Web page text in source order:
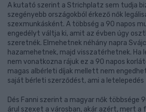
A kutató szerint a Strichplatz sem tudja
szegényebb országokból érkező nők
szexmunkásként. A többség a 90 napos
engedélyt váltja ki, amit az évben úgy
szeretnék. Elmehetnek néhány napra
hazamehetnek, majd visszatérhetnek. Ha
nem vonatkozna rájuk ez a 90 napos
magas albérleti díjak mellett nem
saját bérleti szerződést, ami a
Dés Fanni szerint a magyar nők többsége
árul szexet a városban, akár azért, mert